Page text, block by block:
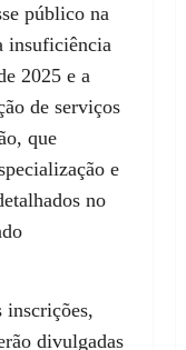
público na
insuficiência
2025 e a
de serviços
que
e
no
inscrições,
divulgadas